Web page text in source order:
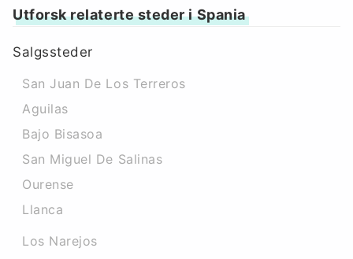
Utforsk relaterte steder i Spania
Salgssteder
San Juan De Los Terreros
Aguilas
Bajo Bisasoa
San Miguel De Salinas
Ourense
Llanca
Los Narejos